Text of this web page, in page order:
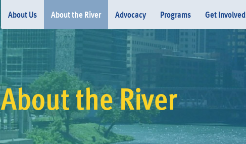
About Us About the River Advocacy Programs Get Involved
About the River